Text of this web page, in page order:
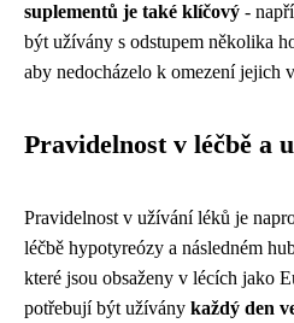
suplementů je také klíčový -
být užívány s odstupem několika
aby nedocházelo k omezení jejich
Pravidelnost v léčbě a
Pravidelnost v užívání léků je
léčbě hypotyreózy a následném
které jsou obsaženy v lécích jako
potřebují být užívány každý den